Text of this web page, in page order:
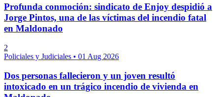
Profunda conmoción: sindicato de Enjoy despidió a
Jorge Pintos, una de las víctimas del incendio fatal
en Maldonado
2
Policiales y Judiciales • 01 Aug 2026
Dos personas fallecieron y un joven resultó
intoxicado en un trágico incendio de vivienda en